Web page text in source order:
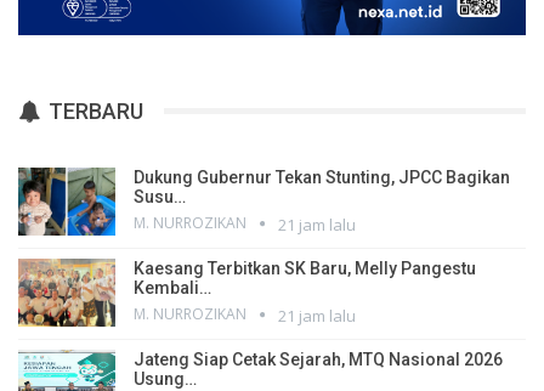
TERBARU
Dukung Gubernur Tekan Stunting, JPCC Bagikan
Susu…
M. NURROZIKAN 21 jam lalu
Kaesang Terbitkan SK Baru, Melly Pangestu
Kembali…
M. NURROZIKAN 21 jam lalu
Jateng Siap Cetak Sejarah, MTQ Nasional 2026
Usung…